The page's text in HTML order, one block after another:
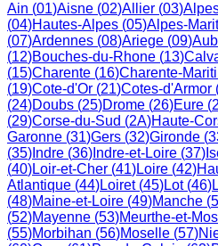
Ain (01)Aisne (02)Allier (03)
(04)Hautes-Alpes (05)Alpes-
(07)Ardennes (08)Ariege (09)
(12)Bouches-du-Rhone (13)
(15)Charente (16)Charente-
(19)Cote-d'Or (21)Cotes-d'Armor
(24)Doubs (25)Drome (26)Eure (
(29)Corse-du-Sud (2A)Haute-
Garonne (31)Gers (32)Gironde (
(35) Indre (36) Indre-et-Loire (37)
(40)Loir-et-Cher (41)Loire (42)
Atlantique (44)Loiret(45)Lot(46)
(48)Maine-et-Loire (49)Manche (
(52)Mayenne (53)Meurthe-et-
(55)Morbihan (56)Moselle (57)